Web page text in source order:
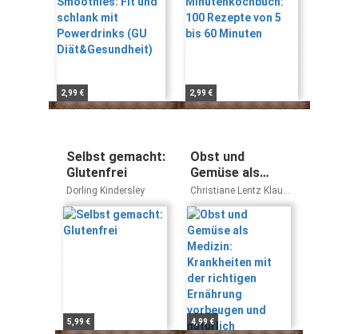
2,99 € 2,99 €
Selbst gemacht:
Glutenfrei
Dorling Kindersley
5,99 €
Obst und
Gemüse als
Medizin:
Krankheiten mit
der richtigen
Ernährung
vorbeugen und
natürlich
behandeln
Christiane Lentz Klaus
Oberbeil
4,99 €